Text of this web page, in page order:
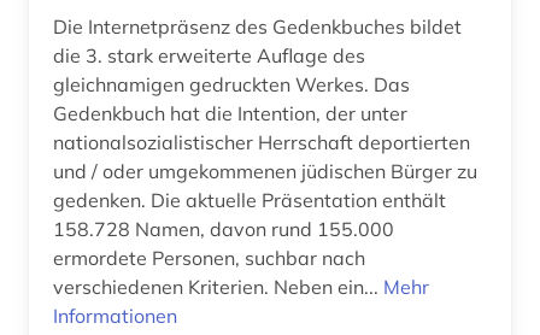
national archives (großbritannien) (1)
national socialism (1)
nationalsozialismus (86)
niederlande (1)
niedersachsen (1)
ns-zeit (1)
nürnberg (1)
Die Internetpräsenz des Gedenkbuches bildet
die 3. stark erweiterte Auflage des
gleichnamigen gedruckten Werkes. Das
Gedenkbuch hat die Intention, der unter
nationalsozialistischer Herrschaft deportierten
und / oder umgekommenen jüdischen Bürger zu
gedenken. Die aktuelle Präsentation enthält
158.728 Namen, davon rund 155.000
ermordete Personen, suchbar nach
verschiedenen Kriterien. Neben ein... Mehr
Informationen